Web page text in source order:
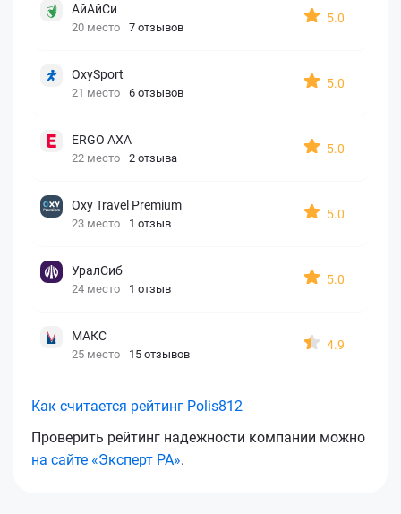
АйАйСи
20 место 7 отзывов
5.0
OxySport
21 место 6 отзывов
5.0
ERGO AXA
22 место 2 отзыва
5.0
Oxy Travel Premium
23 место 1 отзыв
5.0
УралСиб
24 место 1 отзыв
5.0
МАКС
25 место 15 отзывов
4.9
Как считается рейтинг Polis812
Проверить рейтинг надежности компании можно
на сайте «Эксперт РА».